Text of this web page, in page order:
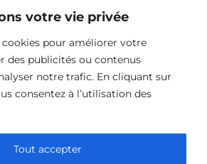
votre vie privée
cookies pour améliorer votre
des publicités ou contenus
notre trafic. En cliquant sur
consentez à l’utilisation des
Tout accepter